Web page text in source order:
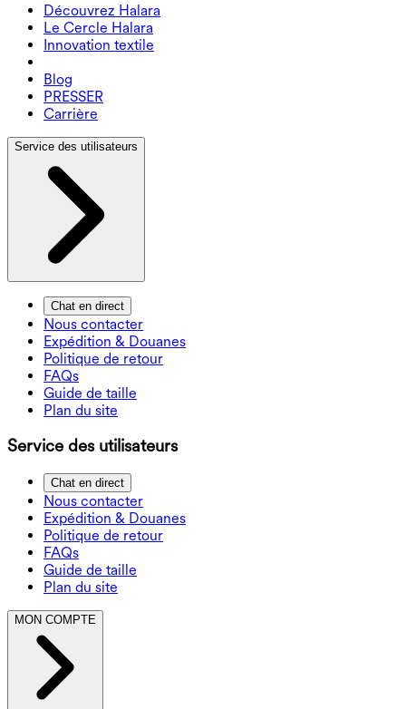
Découvrez Halara
Le Cercle Halara
Innovation textile
Blog
PRESSER
Carrière
Service des utilisateurs
Chat en direct
Nous contacter
Expédition & Douanes
Politique de retour
FAQs
Guide de taille
Plan du site
Service des utilisateurs
Chat en direct
Nous contacter
Expédition & Douanes
Politique de retour
FAQs
Guide de taille
Plan du site
MON COMPTE